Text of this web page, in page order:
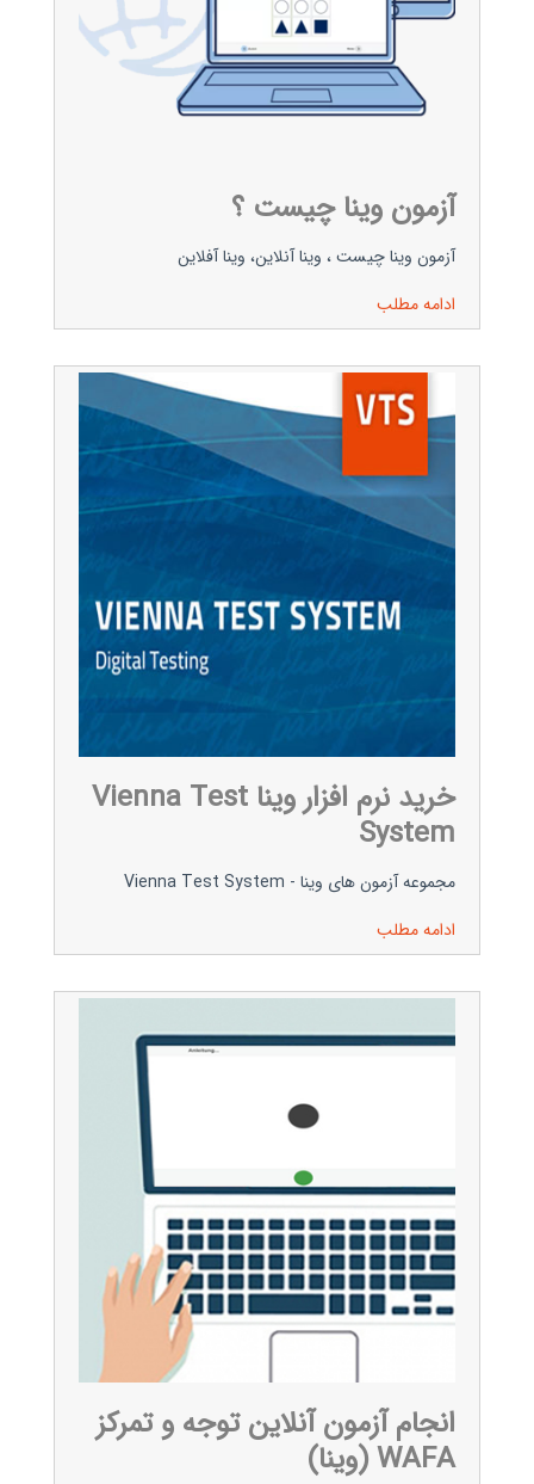
آزمون وینا چیست ؟
آزمون وینا چیست ، وینا آنلاین، وینا آفلاین
ادامه مطلب
خرید نرم افزار وینا Vienna Test
System
مجموعه آزمون های وینا - Vienna Test System
ادامه مطلب
انجام آزمون آنلاین توجه و تمرکز
WAFA (وینا)